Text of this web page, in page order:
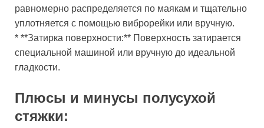
равномерно распределяется по маякам и тщательно
уплотняется с помощью виброрейки или вручную.
* **Затирка поверхности:** Поверхность затирается
специальной машиной или вручную до идеальной
гладкости.
Плюсы и минусы полусухой
стяжки: